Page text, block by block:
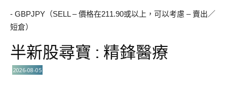
- GBPJPY（SELL – 價格在211.90或以上，可以考慮 – 賣出／
短倉）
半新股尋寶 : 精鋒醫療
2026-08-05